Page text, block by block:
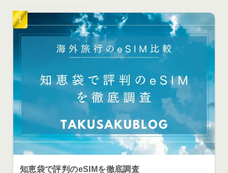
知恵袋で評判のeSIMを徹底調査